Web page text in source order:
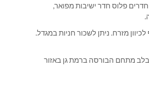
המשרד מחולק ל 5 חדרים פלוס חדר ישיבות מפואר,
מזרח. ניתן לשכור חניות במגדל.
מתחם הבורסה ברמת גן באזור